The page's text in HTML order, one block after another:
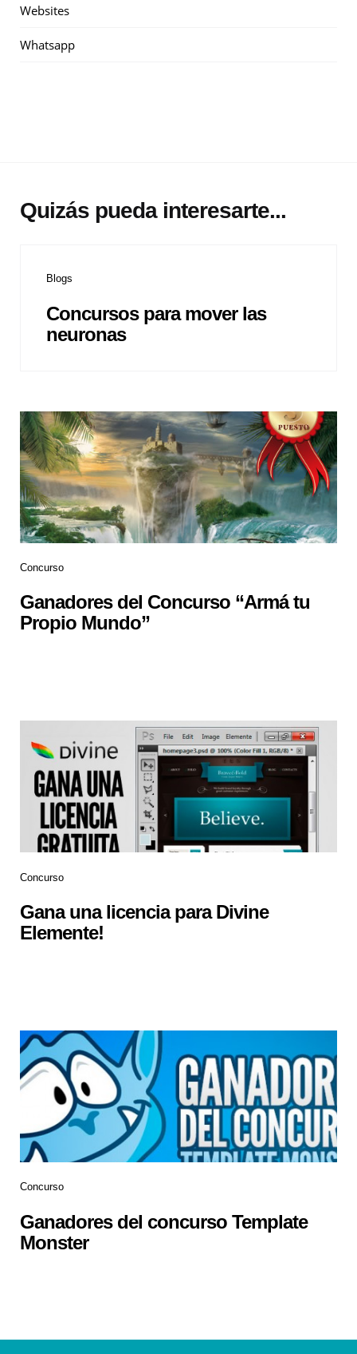
Websites
Whatsapp
Quizás pueda interesarte...
Blogs
Concursos para mover las
neuronas
Concurso
Ganadores del Concurso “Armá tu
Propio Mundo”
Concurso
Gana una licencia para Divine
Elemente!
Concurso
Ganadores del concurso Template
Monster